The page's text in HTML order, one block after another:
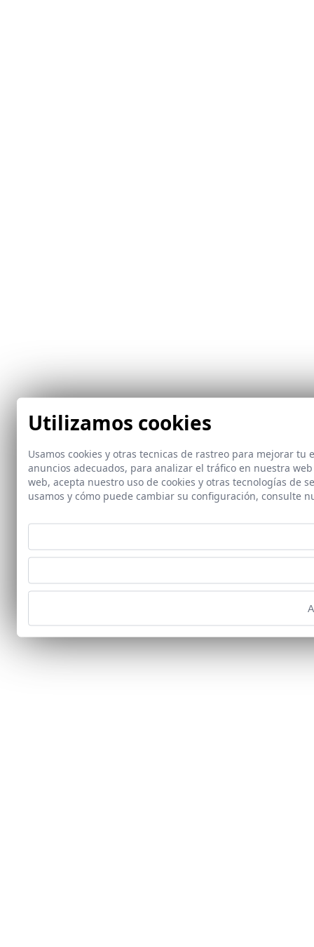
Utilizamos cookies
Usamos cookies y otras tecnicas de rastreo para mejorar
anuncios adecuados, para analizar el tráfico en nuestra
web, acepta nuestro uso de cookies y otras tecnologías de
usamos y cómo puede cambiar su configuración, consulte